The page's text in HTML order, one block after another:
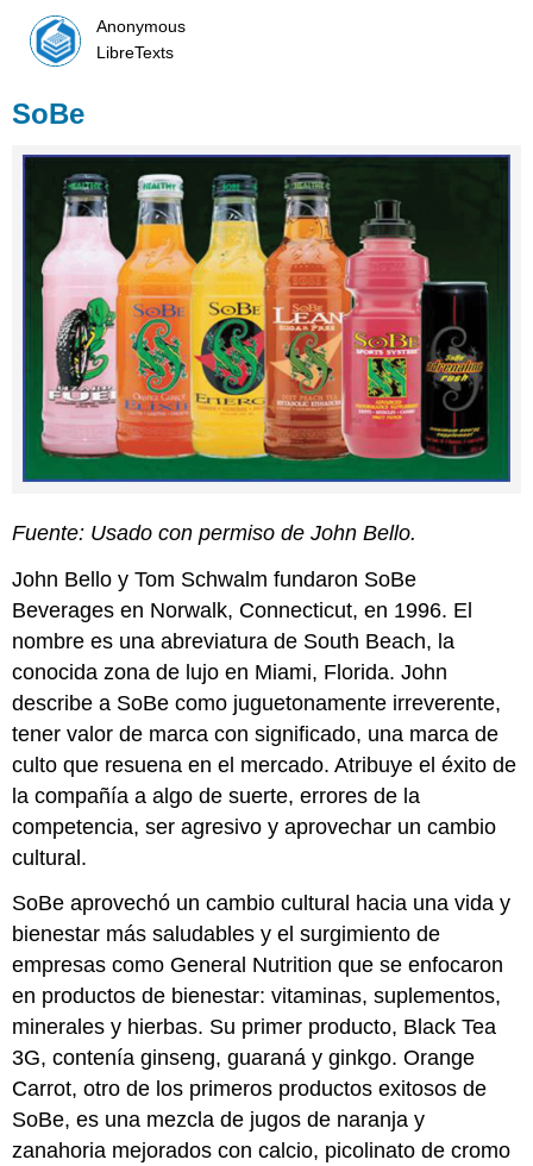
Anonymous
LibreTexts
SoBe
Fuente: Usado con permiso de John Bello.
John Bello y Tom Schwalm fundaron SoBe
Beverages en Norwalk, Connecticut, en 1996. El
nombre es una abreviatura de South Beach, la
conocida zona de lujo en Miami, Florida. John
describe a SoBe como juguetonamente irreverente,
tener valor de marca con significado, una marca de
culto que resuena en el mercado. Atribuye el éxito de
la compañía a algo de suerte, errores de la
competencia, ser agresivo y aprovechar un cambio
cultural.
SoBe aprovechó un cambio cultural hacia una vida y
bienestar más saludables y el surgimiento de
empresas como General Nutrition que se enfocaron
en productos de bienestar: vitaminas, suplementos,
minerales y hierbas. Su primer producto, Black Tea
3G, contenía ginseng, guaraná y ginkgo. Orange
Carrot, otro de los primeros productos exitosos de
SoBe, es una mezcla de jugos de naranja y
zanahoria mejorados con calcio, picolinato de cromo